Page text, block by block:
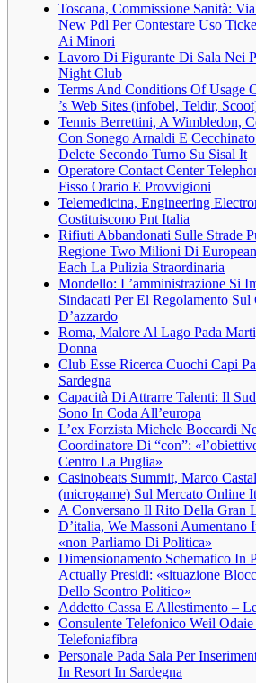
Toscana, Commissione Sanità:
New Pdl Per Contestare Uso
Ai Minori
Lavoro Di Figurante Di Sala Nei
Night Club
Terms And Conditions Of Usage
’s Web Sites (infobel, Teldir,
Tennis Berrettini, A Wimbledon,
Con Sonego Arnaldi E
Delete Secondo Turno Su Sisal It
Operatore Contact Center
Fisso Orario E Provvigioni
Telemedicina, Engineering
Costituiscono Pnt Italia
Rifiuti Abbandonati Sulle Strade
Regione Two Milioni Di
Each La Pulizia Straordinaria
Mondello: L’amministrazione Si
Sindacati Per El Regolamento Sul
D’azzardo
Roma, Malore Al Lago Pada
Donna
Club Esse Ricerca Cuochi Capi
Sardegna
Capacità Di Attrarre Talenti: Il
Sono In Coda All’europa
L’ex Forzista Michele Boccardi
Coordinatore Di “con”:
Centro La Puglia»
Casinobeats Summit, Marco
(microgame) Sul Mercato Online
A Conversano Il Rito Della Gran
D’italia, We Massoni Aumentano
«non Parliamo Di Politica»
Dimensionamento Schematico In
Actually Presidi: «situazione
Dello Scontro Politico»
Addetto Cassa E Allestimento –
Consulente Telefonico Weil Odaie
Telefoniafibra
Personale Pada Sala Per
In Resort In Sardegna